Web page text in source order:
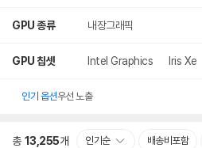
GPU 종류 내장그래픽
GPU 칩셋 Intel Graphics Iris Xe
인기 옵션우선 노출
총 13,255개 인기순 배송비포함